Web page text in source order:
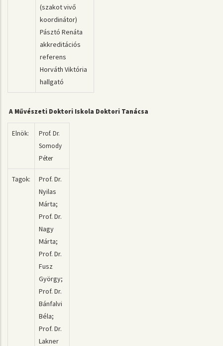
(szakot vivő
koordinátor)
Pásztó Renáta
akkreditációs
referens
Horváth Viktória
hallgató
A Művészeti Doktori Iskola Doktori Tanácsa
Elnök:
Prof. Dr.
Somody
Péter
Tagok:
Prof. Dr.
Nyilas
Márta;
Prof. Dr.
Nagy
Márta;
Prof. Dr.
Fusz
György;
Prof. Dr.
Bánfalvi
Béla;
Prof. Dr.
Lakner